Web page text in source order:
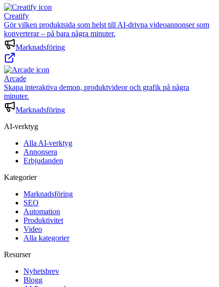
Creatify
Gör vilken produktsida som helst till AI-drivna videoannonser som
konverterar – på bara några minuter.
Marknadsföring
Arcade
Skapa interaktiva demon, produktvideor och grafik på några
minuter.
Marknadsföring
AI-verktyg
Alla AI-verktyg
Annonsera
Erbjudanden
Kategorier
Marknadsföring
SEO
Automation
Produktivitet
Video
Alla kategorier
Resurser
Nyhetsbrev
Blogg